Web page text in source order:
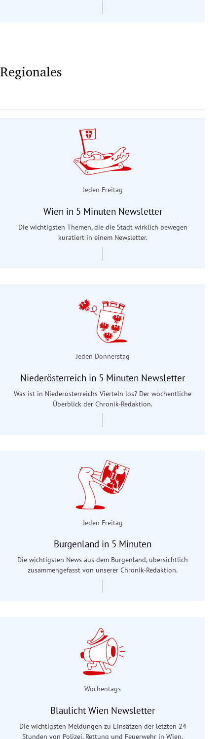
Regionales
Jeden Freitag
Wien in 5 Minuten Newsletter
Die wichtigsten Themen, die die Stadt wirklich bewegen
kuratiert in einem Newsletter.
Jeden Donnerstag
Niederösterreich in 5 Minuten Newsletter
Was ist in Niederösterreichs Vierteln los? Der wöchentliche
Überblick der Chronik-Redaktion.
Jeden Freitag
Burgenland in 5 Minuten
Die wichtigsten News aus dem Burgenland, übersichtlich
zusammengefasst von unserer Chronik-Redaktion.
Wochentags
Blaulicht Wien Newsletter
Die wichtigsten Meldungen zu Einsätzen der letzten 24
Stunden von Polizei, Rettung und Feuerwehr in Wien.